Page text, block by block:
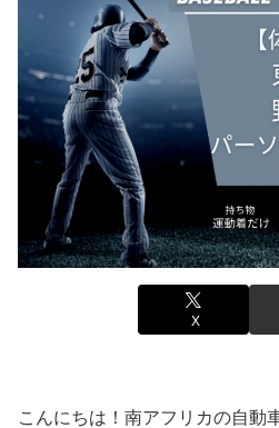
X
こんにちは！南アフリカの自動